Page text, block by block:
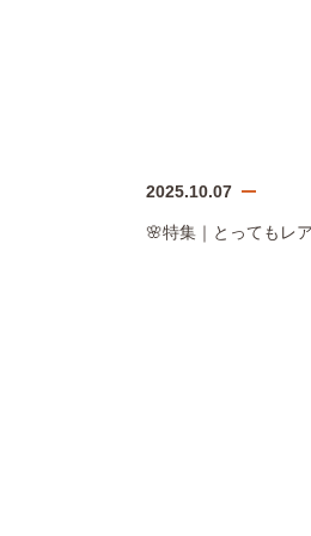
2025.10.07
🌸特集｜とってもレ